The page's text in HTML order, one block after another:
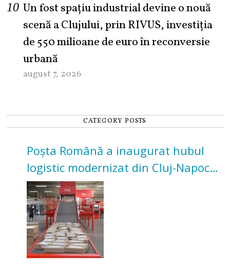
Un fost spațiu industrial devine o nouă
scenă a Clujului, prin RIVUS, investiția
de 550 milioane de euro în reconversie
urbană
august 7, 2026
CATEGORY POSTS
Poșta Română a inaugurat hubul
logistic modernizat din Cluj-Napoca.
Investiție de 3 milioane de euro